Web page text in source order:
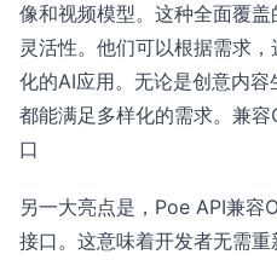
像和视频模型。这种全面覆
灵活性。他们可以根据需求
化的AI应用。无论是创意内
都能满足多样化的需求。兼
口
另一大亮点是，Poe API兼
接口。这意味着开发者无需